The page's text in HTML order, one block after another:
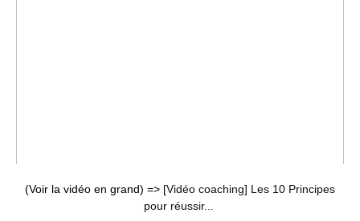
(Voir la vidéo en grand) => [Vidéo coaching] Les 10 Principes
pour réussir...